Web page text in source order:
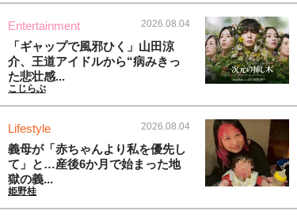
Entertainment 2026.08.04
「ギャップで風邪ひく」山田涼
介、王道アイドルから“病みきっ
た悲壮感...
こじらぶ
Lifestyle 2026.08.04
義母が「赤ちゃんより私を優先し
て」と…産後6か月で始まった地
獄の義...
姫野桂